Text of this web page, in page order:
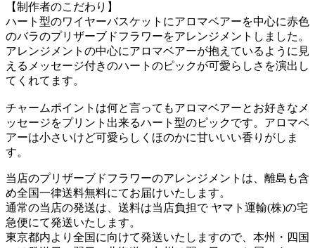
【制作者のこだわり】
ハート型のワイヤーバスケットにアロマベアーを中心に赤色
のバラのプリザーブドフラワーをアレンジメントしました。
アレンジメントの中心にアロマベアーが抱えているように見
えるメッセージ付きのハートのピックが可愛らしさを演出し
てくれてます。
チャームポイントは何と言ってもアロマベアーとお好きなメ
ッセージをプリント出来るハート型のピックです。アロマベ
アーは小さいけど可愛らしくほのかに甘いいい香りがしま
す。
当店のプリザーブドフラワーのアレンジメントは、離島も含
め全国一律送料無料にてお届けいたします。
通常の当店の発送は、送料は当店負担で ヤマト運輸(株)の宅
急便にて発送いたします。
東京都内より全国に向けて発送いたしますので、本州・四国